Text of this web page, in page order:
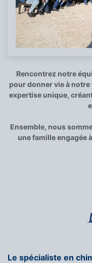
Rencontrez notre
pour donner vie à
expertise unique,
Ensemble, nous
une famille engagée
Le spécialiste en